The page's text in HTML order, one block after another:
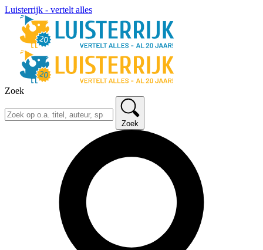
Luisterrijk - vertelt alles
Zoek
Zoek